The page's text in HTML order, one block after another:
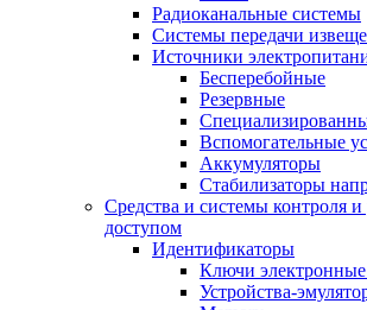
Радиоканальные системы
Системы передачи
Источники
Бесперебойные
Резервные
Вспомогательные
Аккумуляторы
Стабилизаторы
Средства и системы контроля
доступом
Идентификаторы
Ключи
Устройства-